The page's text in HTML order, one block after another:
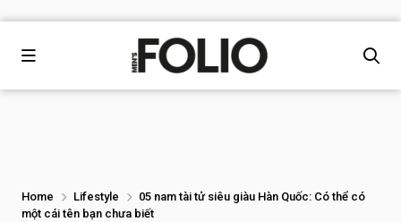
Home Lifestyle
05 nam tài tử siêu giàu Hàn Quốc: Có thể có
một cái tên bạn chưa biết